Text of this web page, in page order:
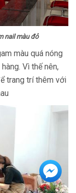
nail màu đỏ
màu quá nóng
Vì thế nên,
trang trí thêm với